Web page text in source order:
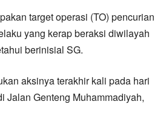
target operasi (TO) pencurian
yang kerap beraksi diwilayah
berinisial SG.
aksinya terakhir kali pada hari
Jalan Genteng Muhammadiyah,